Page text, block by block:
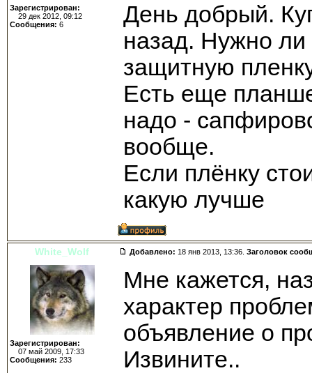
Зарегистрирован:
29 дек 2012, 09:12
Сообщения: 6
День добрый.
назад. Нужно ли
защитную
Есть еще
надо -
вообще.
Если плёнку
какую лучше
White_Wolf Добавлено: 18 янв 2013, 13:36. Заголовок
Зарегистрирован:
07 май 2009, 17:33
Сообщения: 233
Мне кажется,
характер
объявление о
Извините..